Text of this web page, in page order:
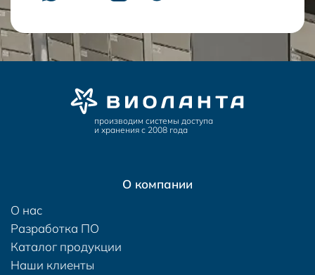
производим системы доступа
и хранения с 2008 года
О компании
О нас
Разработка ПО
Каталог продукции
Наши клиенты